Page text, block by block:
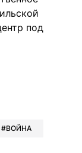
под
Whatsapp
в Messenger
в LinkedIn
ВОЙНА